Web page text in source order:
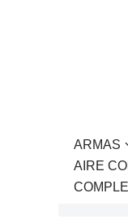
ARMAS
AIRE